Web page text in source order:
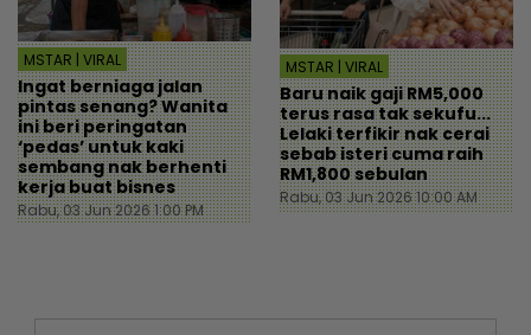
MSTAR | VIRAL
Ingat berniaga jalan
pintas senang? Wanita
ini beri peringatan
‘pedas’ untuk kaki
sembang nak berhenti
kerja buat bisnes
Rabu, 03 Jun 2026 1:00 PM
MSTAR | VIRAL
Baru naik gaji RM5,000
terus rasa tak sekufu...
Lelaki terfikir nak cerai
sebab isteri cuma raih
RM1,800 sebulan
Rabu, 03 Jun 2026 10:00 AM